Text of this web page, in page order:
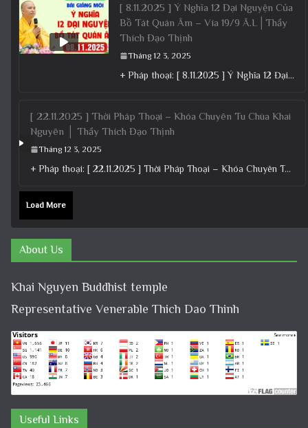
[ 8.11.2025 ] Ý Nghĩa 12 Đại Nguyện Của
Bồ Tát Quán Âm – Vía 19/9 Â.L│Thầy
Thích Đạo Thịnh
Tháng 12 3, 2025
+ Pháp thoại: [ 8.11.2025 ] Ý Nghĩa 12 Đại Nguyện Của Bồ Tát Quán Âm – Vía 19/9 Â.L│Thầy
[ 22.11.2025 ] Thời Pháp Thoại – Khóa Chuyên Tu Chùa Khai
Nguyên │ Thầy Thích Đạo Thịnh
Tháng 12 3, 2025
+ Pháp thoại: [ 22.11.2025 ] Thời Pháp Thoại – Khóa Chuyên Tu Chùa Khai Nguyên │ Thầy Thích Đạo
Load More
About Us
Khai Nguyen Buddhist temple
Representative Venerable Thich Dao Thinh
Useful Links